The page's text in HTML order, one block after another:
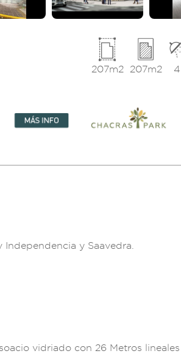
4
207m2
207m2
Independencia y Saavedra.
o vidriado con 26 Metros linea les